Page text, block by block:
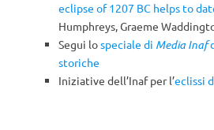
eclipse of 1207 BC helps to
Humphreys, Graeme
Segui lospeciale di Media Inaf
storiche
Iniziative dell’Inaf per l’eclissi